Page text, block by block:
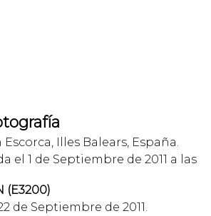
Illes Balears, España.
el 1 de Septiembre de 2011 a las
(E3200)
de Septiembre de 2011.